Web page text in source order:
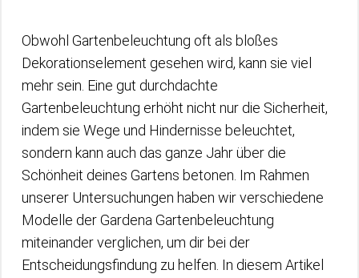
Obwohl Gartenbeleuchtung oft als bloßes
Dekorationselement gesehen wird, kann sie viel
mehr sein. Eine gut durchdachte
Gartenbeleuchtung erhöht nicht nur die Sicherheit,
indem sie Wege und Hindernisse beleuchtet,
sondern kann auch das ganze Jahr über die
Schönheit deines Gartens betonen. Im Rahmen
unserer Untersuchungen haben wir verschiedene
Modelle der Gardena Gartenbeleuchtung
miteinander verglichen, um dir bei der
Entscheidungsfindung zu helfen. In diesem Artikel